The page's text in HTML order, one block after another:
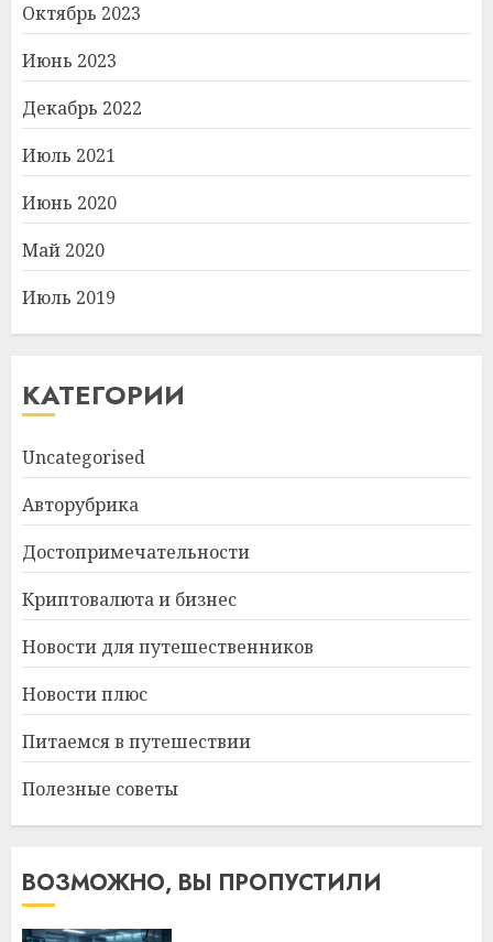
Октябрь 2023
Июнь 2023
Декабрь 2022
Июль 2021
Июнь 2020
Май 2020
Июль 2019
КАТЕГОРИИ
Uncategorised
Авторубрика
Достопримечательности
Криптовалюта и бизнес
Новости для путешественников
Новости плюс
Питаемся в путешествии
Полезные советы
ВОЗМОЖНО, ВЫ ПРОПУСТИЛИ